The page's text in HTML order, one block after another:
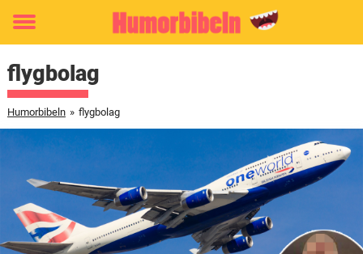
Toggle
flygbolag
Humorbibeln » flygbolag